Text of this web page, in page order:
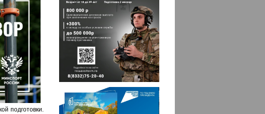
подготовки.